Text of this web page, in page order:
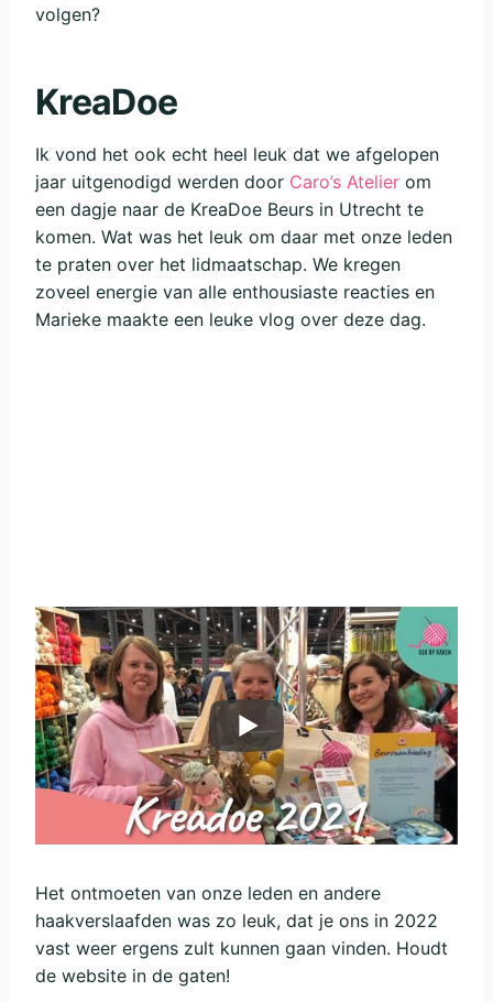
volgen?
KreaDoe
Ik vond het ook echt heel leuk dat we afgelopen
jaar uitgenodigd werden door Caro’s Atelier om
een dagje naar de KreaDoe Beurs in Utrecht te
komen. Wat was het leuk om daar met onze leden
te praten over het lidmaatschap. We kregen
zoveel energie van alle enthousiaste reacties en
Marieke maakte een leuke vlog over deze dag.
Het ontmoeten van onze leden en andere
haakverslaafden was zo leuk, dat je ons in 2022
vast weer ergens zult kunnen gaan vinden. Houdt
de website in de gaten!